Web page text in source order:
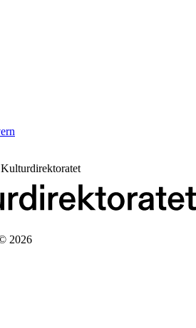
Kulturdirektoratet
2026